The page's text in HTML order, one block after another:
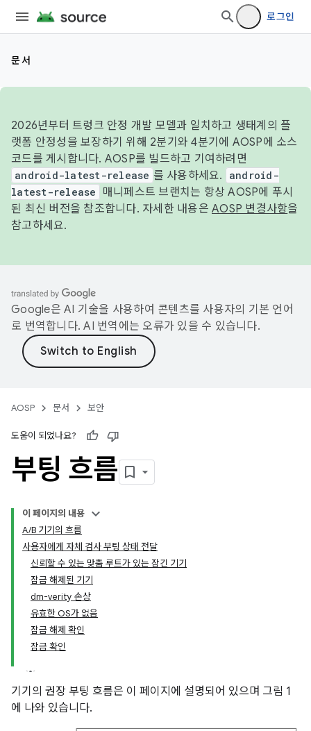
로그인
문서
2026년부터 트렁크 안정 개발 모델과 일치하고 생태계의 플
랫폼 안정성을 보장하기 위해 2분기와 4분기에 AOSP에 소스
코드를 게시합니다. AOSP를 빌드하고 기여하려면
android-latest-release 를 사용하세요.
android-
latest-release
매니페스트 브랜치는 항상 AOSP에 푸시
된 최신 버전을 참조합니다. 자세한 내용은 AOSP 변경사항을
참고하세요.
Google은 AI 기술을 사용하여 콘텐츠를 사용자의 기본 언어
로 번역합니다. AI 번역에는 오류가 있을 수 있습니다.
AOSP 문서 보안
도움이 되었나요?
부팅 흐름
이 페이지의 내용
A/B 기기의 흐름
사용자에게 자체 검사 부팅 상태 전달
신뢰할 수 있는 맞춤 루트가 있는 잠긴 기기
잠금 해제된 기기
dm-verity 손상
유효한 OS가 없음
잠금 해제 확인
잠금 확인
기기의 권장 부팅 흐름은 이 페이지에 설명되어 있으며 그림 1
에 나와 있습니다.